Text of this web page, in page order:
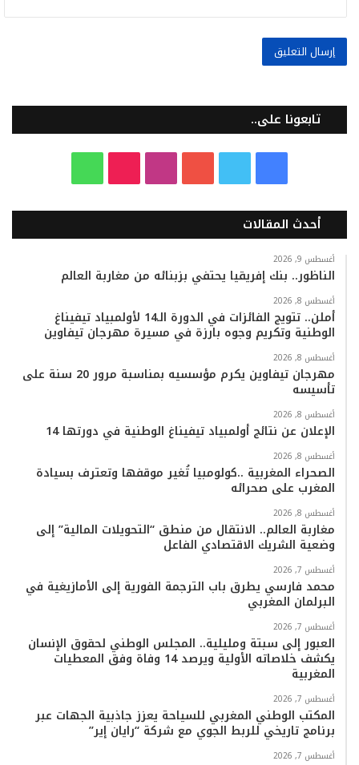
تابعونا على..
س
ب
ك
ي
ت
ب
س
ر
k
T
k
ت
س
ب
أحدث المقالات
أغسطس 9, 2026
الناظور.. بنك إفريقيا يحتفي بزبنائه من مغاربة العالم
أغسطس 8, 2026
أملن.. تتويج الفائزات في الدورة الـ14 لأولمبياد تيفيناغ
الوطنية وتكريم وجوه بارزة في مسيرة مهرجان تيفاوين
أغسطس 8, 2026
مهرجان تيفاوين يكرم مؤسسيه بمناسبة مرور 20 سنة على
تأسيسه
أغسطس 8, 2026
الإعلان عن نتائج أولمبياد تيفيناغ الوطنية في دورتها 14
أغسطس 8, 2026
الصحراء المغربية ..كولومبيا تُغير موقفها وتعترف بسيادة
المغرب على صحرائه
أغسطس 8, 2026
مغاربة العالم.. الانتقال من منطق “التحويلات المالية” إلى
وضعية الشريك الاقتصادي الفاعل
أغسطس 7, 2026
محمد فارسي يطرق باب الترجمة الفورية إلى الأمازيغية في
البرلمان المغربي
أغسطس 7, 2026
العبور إلى سبتة ومليلية.. المجلس الوطني لحقوق الإنسان
يكشف خلاصاته الأولية ويرصد 14 وفاة وفق المعطيات
المغربية
أغسطس 7, 2026
المكتب الوطني المغربي للسياحة يعزز جاذبية الجهات عبر
برنامج تاريخي للربط الجوي مع شركة “رايان إير”
أغسطس 7, 2026